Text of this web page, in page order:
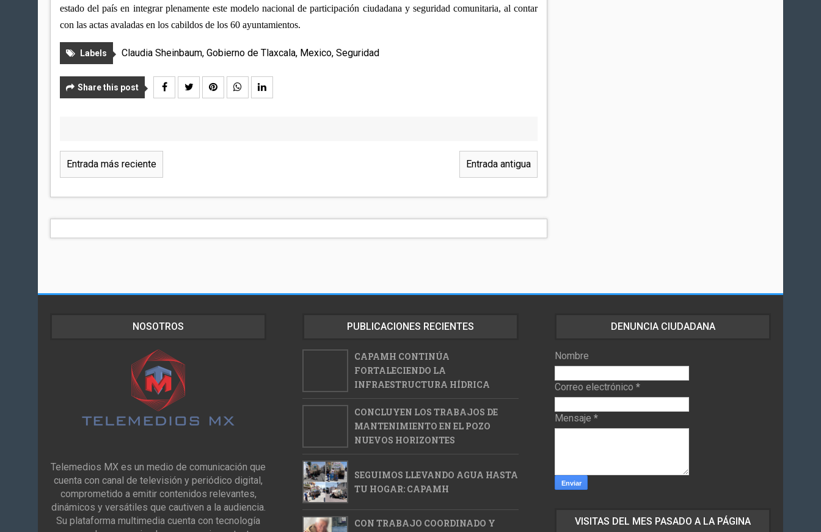
estado del país en integrar plenamente este modelo nacional de participación ciudadana y seguridad comunitaria, al contar
con las actas avaladas en los cabildos de los 60 ayuntamientos.
Labels Claudia Sheinbaum, Gobierno de Tlaxcala, Mexico, Seguridad
Share this post
Entrada más reciente Entrada antigua
NOSOTROS
Telemedios MX es un medio de comunicación que
cuenta con canal de televisión y periódico digital,
comprometido a emitir contenidos relevantes,
dinámicos y versátiles que cautiven a la audiencia.
Su plataforma multimedia cuenta con tecnología
PUBLICACIONES RECIENTES
CAPAMH CONTINÚA
FORTALECIENDO LA
INFRAESTRUCTURA HÍDRICA
CONCLUYEN LOS TRABAJOS DE
MANTENIMIENTO EN EL POZO
NUEVOS HORIZONTES
SEGUIMOS LLEVANDO AGUA HASTA
TU HOGAR: CAPAMH
CON TRABAJO COORDINADO Y
DENUNCIA CIUDADANA
Nombre
Correo electrónico *
Mensaje *
VISITAS DEL MES PASADO A LA PÁGINA